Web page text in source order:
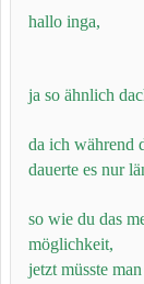
hallo inga,
ja so ähnlich
da ich während
dauerte es nur
so wie du das
möglichkeit,
jetzt müsste